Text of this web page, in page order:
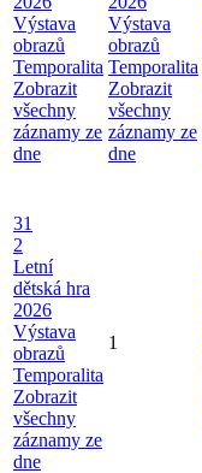
Výstava
obrazů
Temporalita
Zobrazit
všechny
záznamy ze
dne
Výstava
obrazů
Temporalita
Zobrazit
všechny
záznamy ze
dne
31
2
Letní
dětská hra
2026
Výstava
obrazů
Temporalita
Zobrazit
všechny
záznamy ze
dne
1